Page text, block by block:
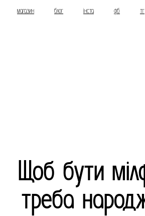
магазин блог інста фб тг
Щоб бути
треба